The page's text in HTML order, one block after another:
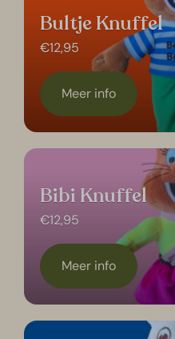
Bultje Knuffel
€12,95
Meer info
Bibi Knuffel
€12,95
Meer info